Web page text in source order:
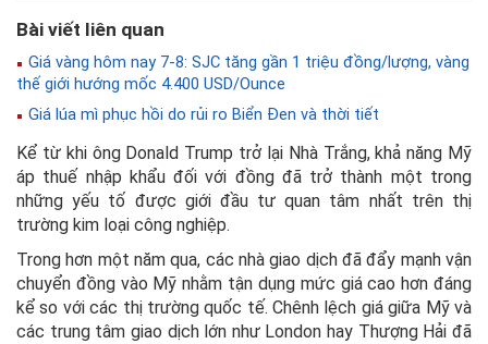
Bài viết liên quan
Giá vàng hôm nay 7-8: SJC tăng gần 1 triệu đồng/lượng, vàng
thế giới hướng mốc 4.400 USD/Ounce
Giá lúa mì phục hồi do rủi ro Biển Đen và thời tiết
Kể từ khi ông Donald Trump trở lại Nhà Trắng, khả năng Mỹ
áp thuế nhập khẩu đối với đồng đã trở thành một trong
những yếu tố được giới đầu tư quan tâm nhất trên thị
trường kim loại công nghiệp.
Trong hơn một năm qua, các nhà giao dịch đã đẩy mạnh vận
chuyển đồng vào Mỹ nhằm tận dụng mức giá cao hơn đáng
kể so với các thị trường quốc tế. Chênh lệch giá giữa Mỹ và
các trung tâm giao dịch lớn như London hay Thượng Hải đã